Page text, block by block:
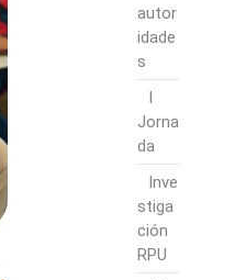
autor
idade
s
I
Jorna
da
Inve
stiga
ción
RPU